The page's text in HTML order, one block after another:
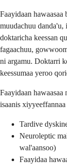
Faayidaan hawaasaa
muudachuu danda'u,
doktaricha keessan
fagaachuu,
ni argamu. Doktarri
keessumaa yeroo
Faayidaan
isaanis
Tardive
Neuroleptic
wal'aansoo)
Faayidaa